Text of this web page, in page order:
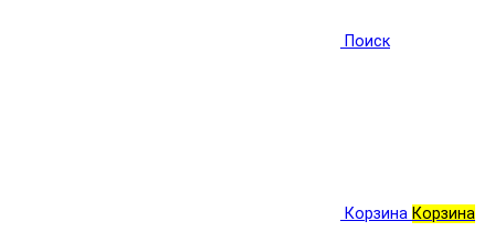
Поиск
Корзина Корзина